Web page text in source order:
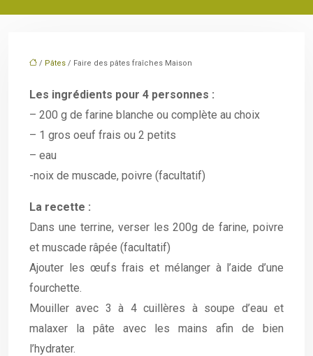
/ Pâtes / Faire des pâtes fraîches Maison
Les ingrédients pour 4 personnes :
– 200 g de farine blanche ou complète au choix
– 1 gros oeuf frais ou 2 petits
– eau
-noix de muscade, poivre (facultatif)
La recette :
Dans une terrine, verser les 200g de farine, poivre
et muscade râpée (facultatif)
Ajouter les œufs frais et mélanger à l’aide d’une
fourchette.
Mouiller avec 3 à 4 cuillères à soupe d’eau et
malaxer la pâte avec les mains afin de bien
l’hydrater.